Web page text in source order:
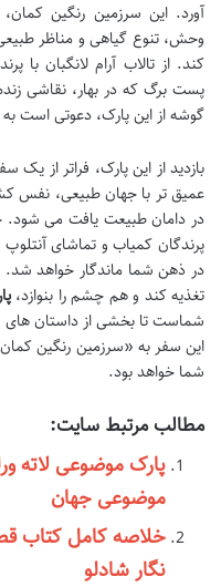
آورد. این سرزمین رنگین
وحش، تنوع گیاهی و مناظر
کند. از تالاب آرام لانگبان
پست برگ که در بهار، نقاشی
گوشه از این پارک، دعوتی است
بازدید از این پارک، فراتر از
عمیق تر با جهان طبیعی، نفس
در دامان طبیعت یافت می شود.
پرندگان کمیاب و تماشای
در ذهن شما ماندگار خواهد
تغذیه کند و هم چشم را بنوازد،
شماست تا بخشی از داستان
این سفر به «سرزمین رنگین
شما خواهد بود.
مطالب مرتبط سایت:
پارک موضوعی لاته
موضوعی جهان
خلاصه کامل کتاب
نگار شادلو